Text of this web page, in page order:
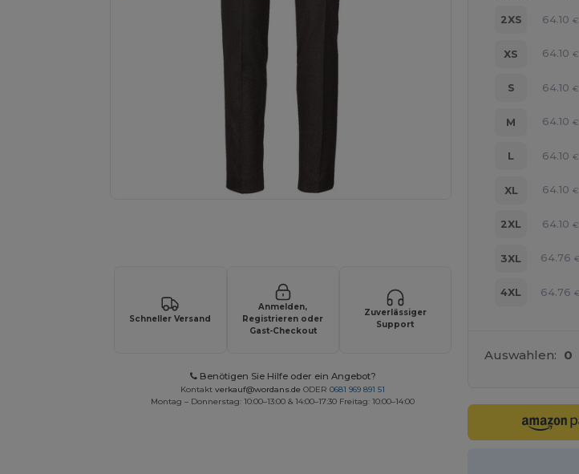
Schneller Versand
Anmelden,
Registrieren oder
Gast-Checkout
Zuverlässiger
Support
Benötigen Sie Hilfe oder ein Angebot?
Kontaktverkauf@wordans.de ODER0681 969 891 51
Montag – Donnerstag: 10:00–13:00 & 14:00–17:30 Freitag: 10:00–14:00
2XS 64.10 €
XS 64.10 €
S 64.10 €
M 64.10 €
L 64.10 €
XL 64.10 €
2XL 64.10 €
3XL 64.76 €
4XL 64.76 €
Auswahlen: 0